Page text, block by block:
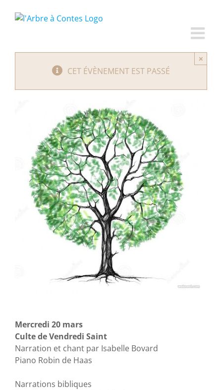
CET ÉVÈNEMENT EST PASSÉ
×
Mercredi 20 mars
Culte de Vendredi Saint
Narration et chant par Isabelle Bovard
Piano Robin de Haas
Narrations bibliques